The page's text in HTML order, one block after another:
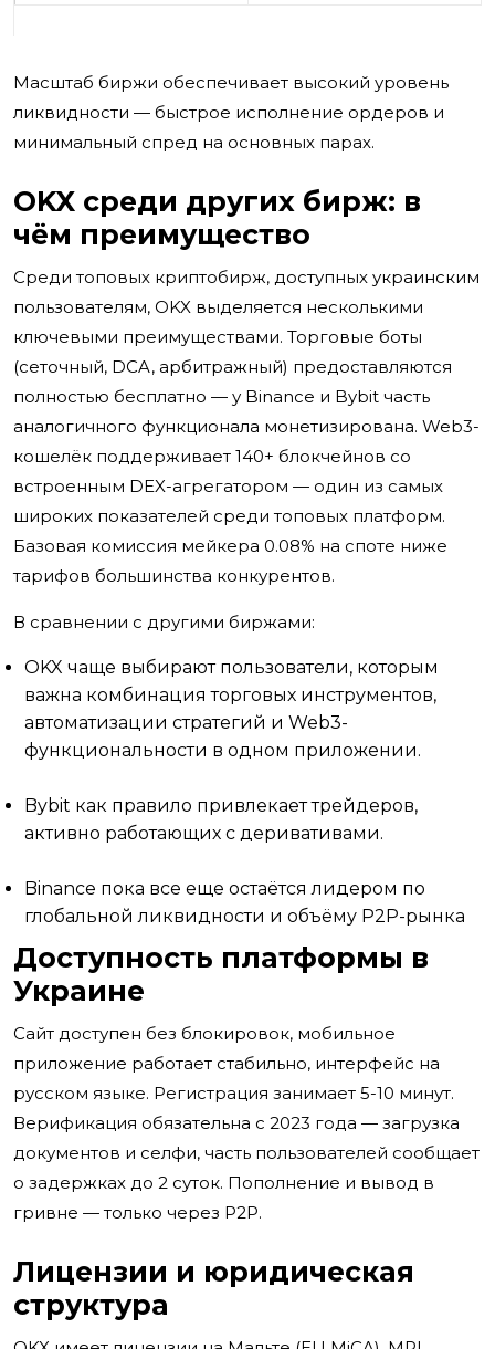
Масштаб биржи обеспечивает высокий уровень
ликвидности — быстрое исполнение ордеров и
минимальный спред на основных парах.
OKX среди других бирж: в
чём преимущество
Среди топовых криптобирж, доступных украинским
пользователям, OKX выделяется несколькими
ключевыми преимуществами. Торговые боты
(сеточный, DCA, арбитражный) предоставляются
полностью бесплатно — у Binance и Bybit часть
аналогичного функционала монетизирована. Web3-
кошелёк поддерживает 140+ блокчейнов со
встроенным DEX-агрегатором — один из самых
широких показателей среди топовых платформ.
Базовая комиссия мейкера 0.08% на споте ниже
тарифов большинства конкурентов.
В сравнении с другими биржами:
OKX чаще выбирают пользователи, которым
важна комбинация торговых инструментов,
автоматизации стратегий и Web3-
функциональности в одном приложении.
Bybit как правило привлекает трейдеров,
активно работающих с деривативами.
Binance пока все еще остаётся лидером по
глобальной ликвидности и объёму P2P-рынка
Доступность платформы в
Украине
Сайт доступен без блокировок, мобильное
приложение работает стабильно, интерфейс на
русском языке. Регистрация занимает 5-10 минут.
Верификация обязательна с 2023 года — загрузка
документов и селфи, часть пользователей сообщает
о задержках до 2 суток. Пополнение и вывод в
гривне — только через P2P.
Лицензии и юридическая
структура